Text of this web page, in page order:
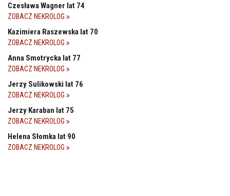
Czesława Wagner lat 74
ZOBACZ NEKROLOG
Kazimiera Raszewska lat 70
ZOBACZ NEKROLOG
Anna Smotrycka lat 77
ZOBACZ NEKROLOG
Jerzy Sulikowski lat 76
ZOBACZ NEKROLOG
Jerzy Karaban lat 75
ZOBACZ NEKROLOG
Helena Słomka lat 90
ZOBACZ NEKROLOG